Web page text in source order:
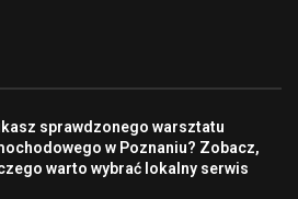
sprawdzonego warsztatu
w Poznaniu? Zobacz,
warto wybrać lokalny serwis